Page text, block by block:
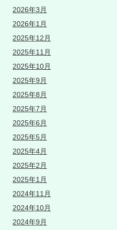
2026年3月
2026年1月
2025年12月
2025年11月
2025年10月
2025年9月
2025年8月
2025年7月
2025年6月
2025年5月
2025年4月
2025年2月
2025年1月
2024年11月
2024年10月
2024年9月